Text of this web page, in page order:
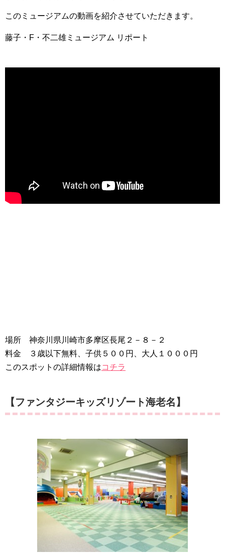
このミュージアムの動画を紹介させていただきます。
藤子・F・不二雄ミュージアム リポート
場所 神奈川県川崎市多摩区長尾２－８－２
料金 ３歳以下無料、子供５００円、大人１０００円
このスポットの詳細情報はコチラ
【ファンタジーキッズリゾート海老名】